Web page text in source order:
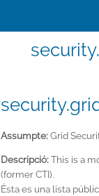
Assumpte:Grid
Descripció:This is a
(former CTI).
Ésta es una lista